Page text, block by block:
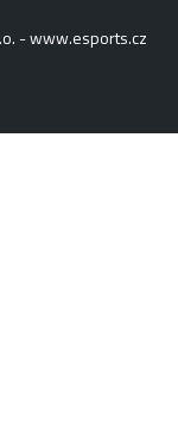
-www.esports.cz